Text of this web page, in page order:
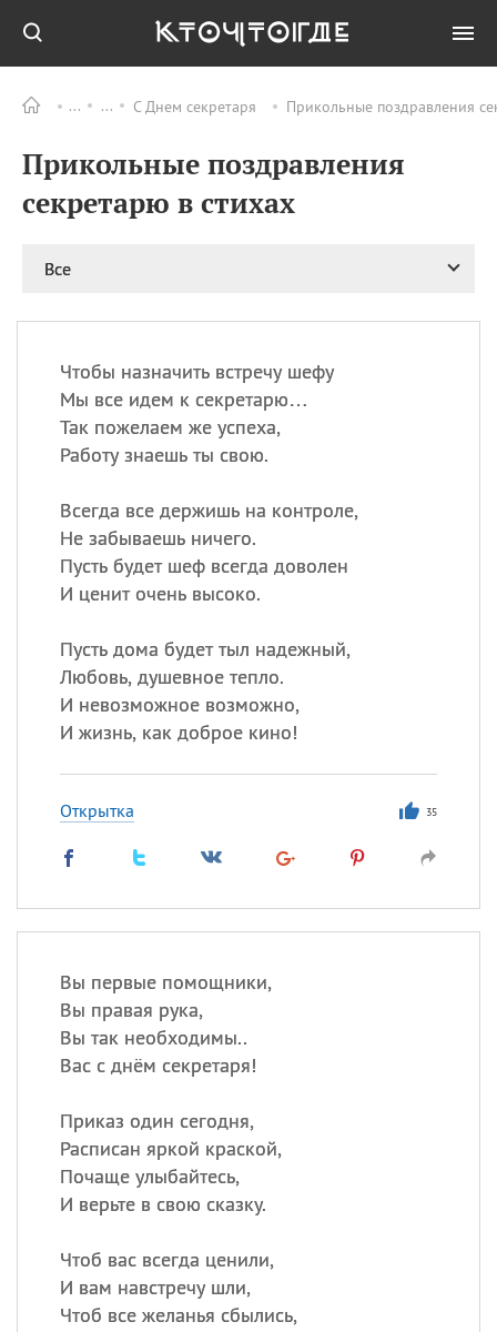
С Днем секретаря Прикольные поздравления
Прикольные поздравления
секретарю в стихах
Все
Чтобы назначить встречу шефу
Мы все идем к секретарю…
Так пожелаем же успеха,
Работу знаешь ты свою.
Всегда все держишь на контроле,
Не забываешь ничего.
Пусть будет шеф всегда доволен
И ценит очень высоко.
Пусть дома будет тыл надежный,
Любовь, душевное тепло.
И невозможное возможно,
И жизнь, как доброе кино!
Открытка 35
Вы первые помощники,
Вы правая рука,
Вы так необходимы..
Вас с днём секретаря!
Приказ один сегодня,
Расписан яркой краской,
Почаще улыбайтесь,
И верьте в свою сказку.
Чтоб вас всегда ценили,
И вам навстречу шли,
Чтоб все желанья сбылись,
ПРАЗДНИКИ Все
09.08 День памяти
великомученика и
целителя Пантелеимона
Николая Чудотворца
11.08 День полета на
11.08
День Святой Клары —
покровительницы
Сегодня празднуют именины
Анфиса
Посмотреть значение